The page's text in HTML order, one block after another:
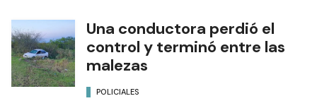
Una conductora perdió el
control y terminó entre las
malezas
POLICIALES